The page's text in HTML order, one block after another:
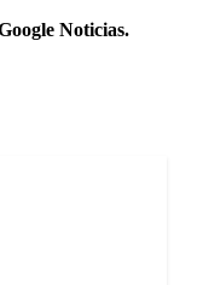
Noticias.